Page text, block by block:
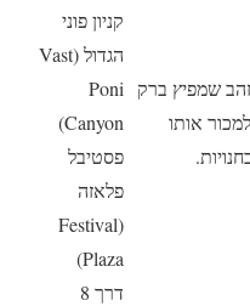
שמפיץ ברק
אותו
קניון פוני
הגדול (Vast
Poni
Canyon)
פסטיבל
פלאזה
(Festival
Plaza)
דרך 8